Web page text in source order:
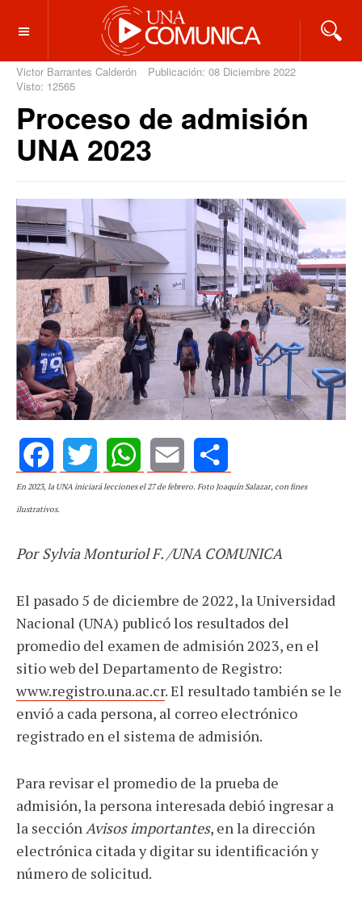
OFF CANVAS
Victor Barrantes Calderón
Publicación: 08 Diciembre 2022
Visto: 12565
Proceso de admisión
UNA 2023
FacebookTwitterWhatsApp
Email Share
En 2023, la UNA iniciará lecciones el 27 de febrero. Foto Joaquín Salazar, con fines
ilustrativos.
Por Sylvia Monturiol F. /UNA COMUNICA
El pasado 5 de diciembre de 2022, la Universidad
Nacional (UNA) publicó los resultados del
promedio del examen de admisión 2023, en el
sitio web del Departamento de Registro:
www.registro.una.ac.cr.El resultado también se le
envió a cada persona, al correo electrónico
registrado en el sistema de admisión.
Para revisar el promedio de la prueba de
admisión, la persona interesada debió ingresar a
la secciónAvisos importantes, en la dirección
electrónica citada y digitar su identificación y
número de solicitud.